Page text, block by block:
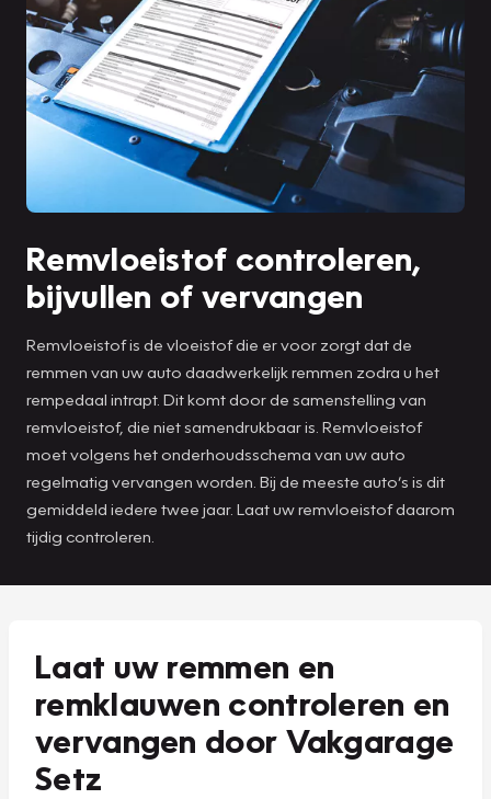
Remvloeistof controleren,
bijvullen of vervangen
Remvloeistof is de vloeistof die er voor zorgt dat de
remmen van uw auto daadwerkelijk remmen zodra u het
rempedaal intrapt. Dit komt door de samenstelling van
remvloeistof, die niet samendrukbaar is. Remvloeistof
moet volgens het onderhoudsschema van uw auto
regelmatig vervangen worden. Bij de meeste auto’s is dit
gemiddeld iedere twee jaar. Laat uw remvloeistof daarom
tijdig controleren.
Laat uw remmen en
remklauwen controleren en
vervangen door Vakgarage
Setz